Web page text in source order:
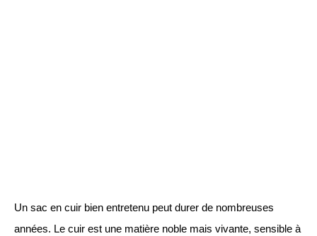
Un sac en cuir bien entretenu peut durer de nombreuses
années. Le cuir est une matière noble mais vivante, sensible à